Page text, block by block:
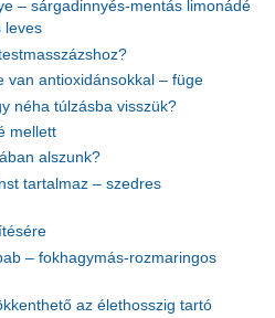
– sárgadinnyés-mentás limonádé
leves
van antioxidánsokkal – füge
néha túlzásba visszük?
mellett
alszunk?
tartalmaz – szedres
– fokhagymás-rozmaringos
az élethosszig tartó